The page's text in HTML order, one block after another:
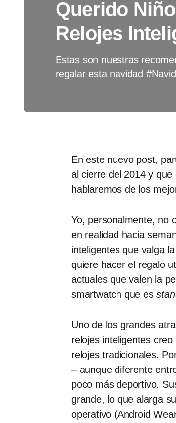
Querido
Relojes
Estas son nuestras
regalar esta navidad
En este nuevo post,
al cierre del 2014 y
hablaremos de los
Yo, personalmente, no
en realidad hacia
inteligentes que valga
quiere hacer el regalo
actuales que valen la
smartwatch que es
Uno de los grandes
relojes inteligentes
relojes tradicionales.
– aunque diferente
poco más deportivo.
grande, lo que alarga
operativo (Android